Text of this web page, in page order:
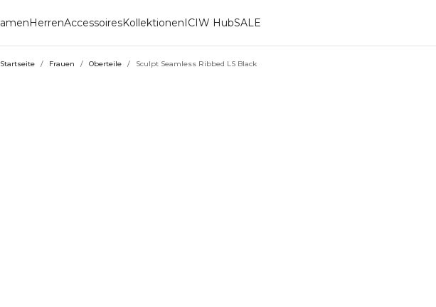
HerrenAccessoiresKollektionenICIW HubSALE
Startseite / Frauen / Oberteile / Sculpt Seamless Ribbed LS Black